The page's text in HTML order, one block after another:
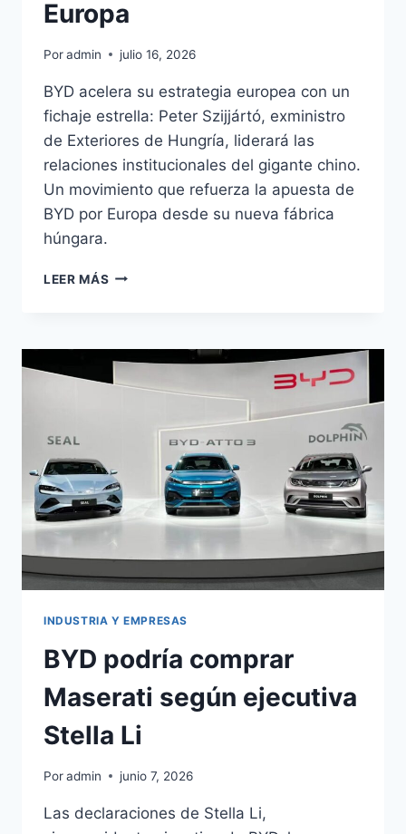
Europa
Poradmin julio 16, 2026
BYD acelera su estrategia europea con un
fichaje estrella: Peter Szijjártó, exministro
de Exteriores de Hungría, liderará las
relaciones institucionales del gigante chino.
Un movimiento que refuerza la apuesta de
BYD por Europa desde su nueva fábrica
húngara.
LEER MÁS BYD
HÚNGARO
PARA
LIDERAR
INDUSTRIA Y EMPRESAS
BYD podría comprar
Maserati según ejecutiva
Stella Li
Poradmin junio 7, 2026
Las declaraciones de Stella Li,